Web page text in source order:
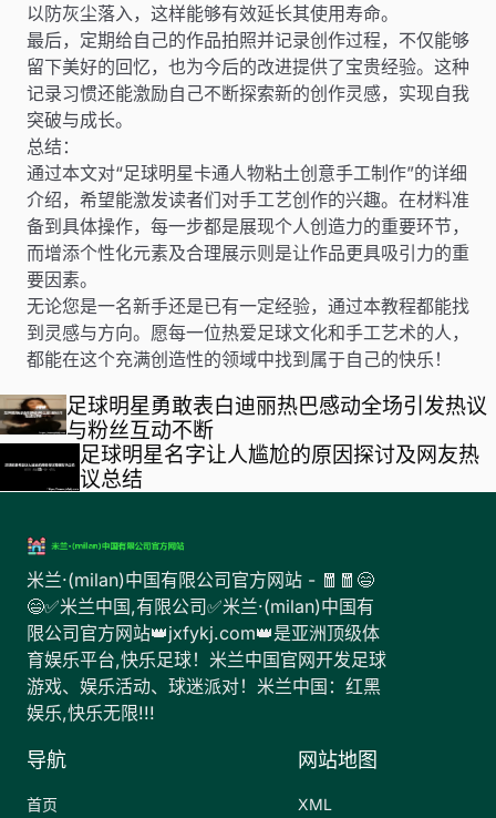
以防灰尘落入，这样能够有效延长其使用寿命。
最后，定期给自己的作品拍照并记录创作过程，不仅能够
留下美好的回忆，也为今后的改进提供了宝贵经验。这种
记录习惯还能激励自己不断探索新的创作灵感，实现自我
突破与成长。
总结：
通过本文对“足球明星卡通人物粘土创意手工制作”的详细
介绍，希望能激发读者们对手工艺创作的兴趣。在材料准
备到具体操作，每一步都是展现个人创造力的重要环节，
而增添个性化元素及合理展示则是让作品更具吸引力的重
要因素。
无论您是一名新手还是已有一定经验，通过本教程都能找
到灵感与方向。愿每一位热爱足球文化和手工艺术的人，
都能在这个充满创造性的领域中找到属于自己的快乐！
足球明星勇敢表白迪丽热巴感动全场引发热议
与粉丝互动不断
足球明星名字让人尴尬的原因探讨及网友热
议总结
米兰·(milan)中国有限公司官方网站 - 🧧🧧😄
😄✅米兰中国,有限公司✅米兰·(milan)中国有
限公司官方网站👑jxfykj.com👑是亚洲顶级体
育娱乐平台,快乐足球！米兰中国官网开发足球
游戏、娱乐活动、球迷派对！米兰中国：红黑
娱乐,快乐无限!!!
导航
首页
网站地图
XML